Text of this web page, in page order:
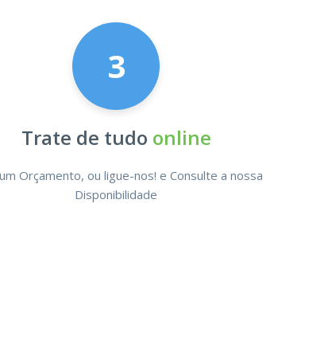
3
Trate de tudo online
Orçamento, ou ligue-nos! e Consulte a nossa
Disponibilidade